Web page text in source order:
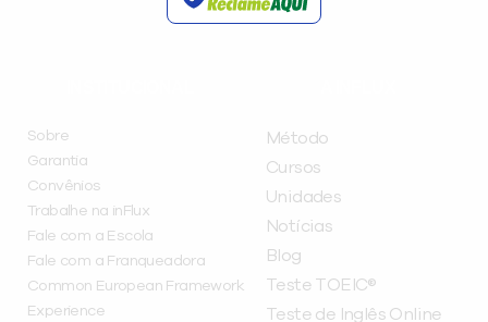
Sobre
Garantia
Convênios
Trabalhe na inFlux
Fale com a Escola
Fale com a Franqueadora
Common European Framework
Experience
Método
Cursos
Unidades
Notícias
Blog
Teste TOEIC®
Teste de Inglês Online